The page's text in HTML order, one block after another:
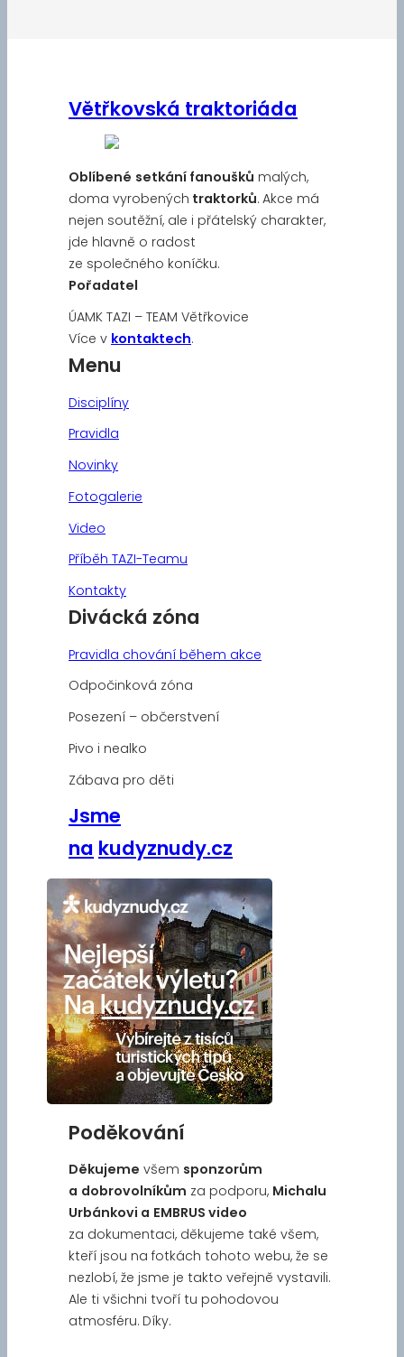
Větřkovská traktoriáda
Oblíbené setkání fanoušků malých,
doma vyrobených traktorků. Akce má
nejen soutěžní, ale i přátelský charakter,
jde hlavně o radost
ze společného koníčku.
Pořadatel
ÚAMK TAZI – TEAM Větřkovice
Více v kontaktech.
Menu
Disciplíny
Pravidla
Novinky
Fotogalerie
Video
Příběh TAZI-Teamu
Kontakty
Divácká zóna
Pravidla chování během akce
Odpočinková zóna
Posezení – občerstvení
Pivo i nealko
Zábava pro děti
Jsme
na kudyznudy.cz
Poděkování
Děkujeme všem sponzorům
a dobrovolníkům za podporu, Michalu
Urbánkovi a EMBRUS video
za dokumentaci, děkujeme také všem,
kteří jsou na fotkách tohoto webu, že se
nezlobí, že jsme je takto veřejně vystavili.
Ale ti všichni tvoří tu pohodovou
atmosféru. Díky.